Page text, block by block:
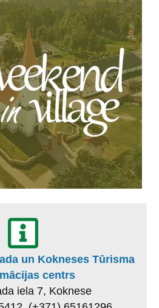
un Kokneses Tūrisma
centrs
iela 7, Koknese